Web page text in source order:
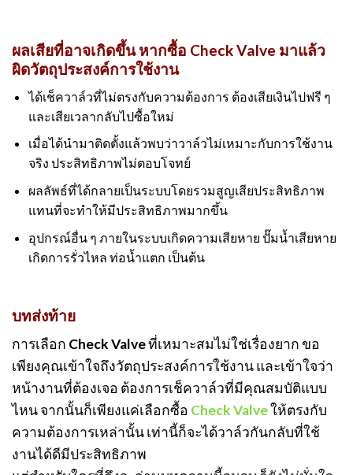
ผลเสียที่อาจเกิดขึ้น หากซื้อ Check Valve มาแล้ว
ผิดวัตถุประสงค์การใช้งาน
ได้เช็ควาล์วที่ไม่ตรงกับความต้องการ ต้องเสียเงินไปฟรี ๆ
และเสียเวลากลับไปซื้อใหม่
เมื่อได้นำมาติดตั้งแล้วพบว่าวาล์วไม่เหมาะกับการใช้งาน
จริง ประสิทธิภาพไม่ตอบโจทย์
ผลลัพธ์ที่ได้กลายเป็นระบบโดยรวมสูญเสียประสิทธิภาพ
แทนที่จะทำให้มีประสิทธิภาพมากขึ้น
อุปกรณ์อื่น ๆ ภายในระบบเกิดความเสียหาย ปั๊มน้ำเสียหาย
เกิดการรั่วไหล ท่อน้ำแตก เป็นต้น
บทส่งท้าย
การเลือก Check Valve ที่เหมาะสมไม่ใช่เรื่องยาก ขอ
เพียงคุณเข้าใจถึงวัตถุประสงค์การใช้งาน และเข้าใจว่า
หน้างานที่ต้องเจอ ต้องการเช็ควาล์วที่มีคุณสมบัติแบบ
ไหน จากนั้นก็เพียงแค่เลือกซื้อ Check Valveให้ตรงกับ
ความต้องการเหล่านั้น เท่านี้ก็จะได้วาล์วกันกลับที่ใช้
งานได้ดีมีประสิทธิภาพ